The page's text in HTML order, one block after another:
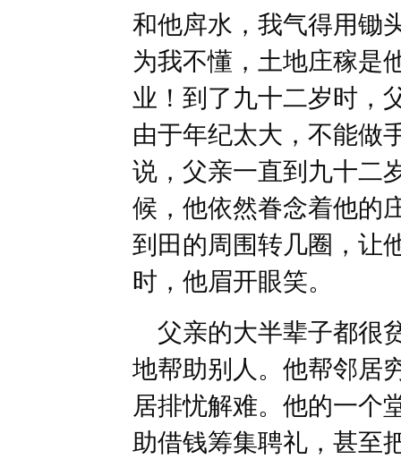
和他戽水，我气得用锄
为我不懂，土地庄稼是
业！到了九十二岁时，
由于年纪太大，不能做
说，父亲一直到九十二
候，他依然眷念着他的
到田的周围转几圈，让
时，他眉开眼笑。
父亲的大半辈子都很
地帮助别人。他帮邻居
居排忧解难。他的一个
助借钱筹集聘礼，甚至